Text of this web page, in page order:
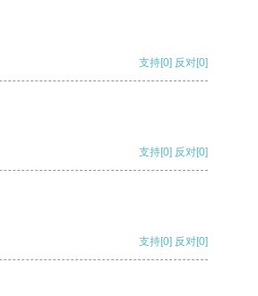
支持[0] 反对[0]
支持[0] 反对[0]
支持[0] 反对[0]